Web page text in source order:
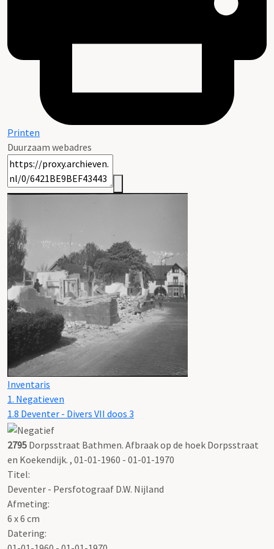
Printen
Duurzaam webadres
Inventaris
1. Negatieven
1.8 Deventer - Divers VII doos 3
2795 Dorpsstraat Bathmen. Afbraak op de hoek Dorpsstraat
en Koekendijk. , 01-01-1960 - 01-01-1970
Titel:
Deventer - Persfotograaf D.W. Nijland
Afmeting:
6 x 6 cm
Datering: